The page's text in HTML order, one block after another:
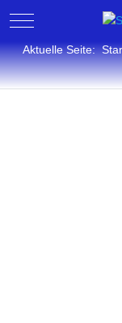
Mobile Menu
Aktuelle Seite: